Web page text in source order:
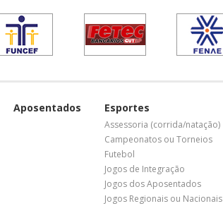
Aposentados Esportes
Assessoria (corrida/natação)
Campeonatos ou Torneios
Futebol
Jogos de Integração
Jogos dos Aposentados
Jogos Regionais ou Nacionais